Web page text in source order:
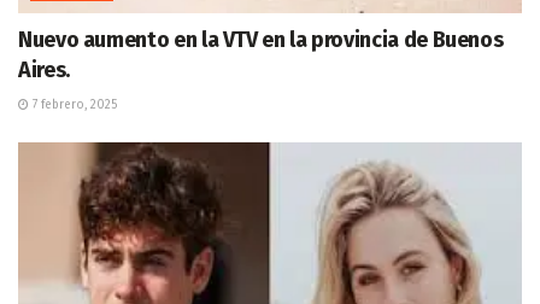
Nuevo aumento en la VTV en la provincia de Buenos
Aires.
7 febrero, 2025